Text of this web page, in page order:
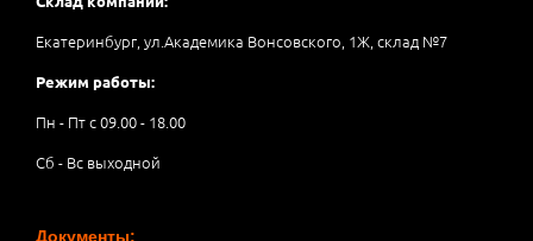
Екатеринбург, ул.Академика Вонсовского, 1Ж, склад №7
Режим работы:
Пн - Пт с 09.00 - 18.00
Сб - Вс выходной
Документы: